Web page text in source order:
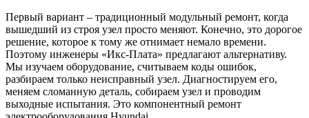
Первый вариант – традиционный модульный ремонт, когда
вышедший из строя узел просто меняют. Конечно, это дорогое
решение, которое к тому же отнимает немало времени.
Поэтому инженеры «Икс-Плата» предлагают альтернативу.
Мы изучаем оборудование, считываем коды ошибок,
разбираем только неисправный узел. Диагностируем его,
меняем сломанную деталь, собираем узел и проводим
выходные испытания. Это компонентный ремонт